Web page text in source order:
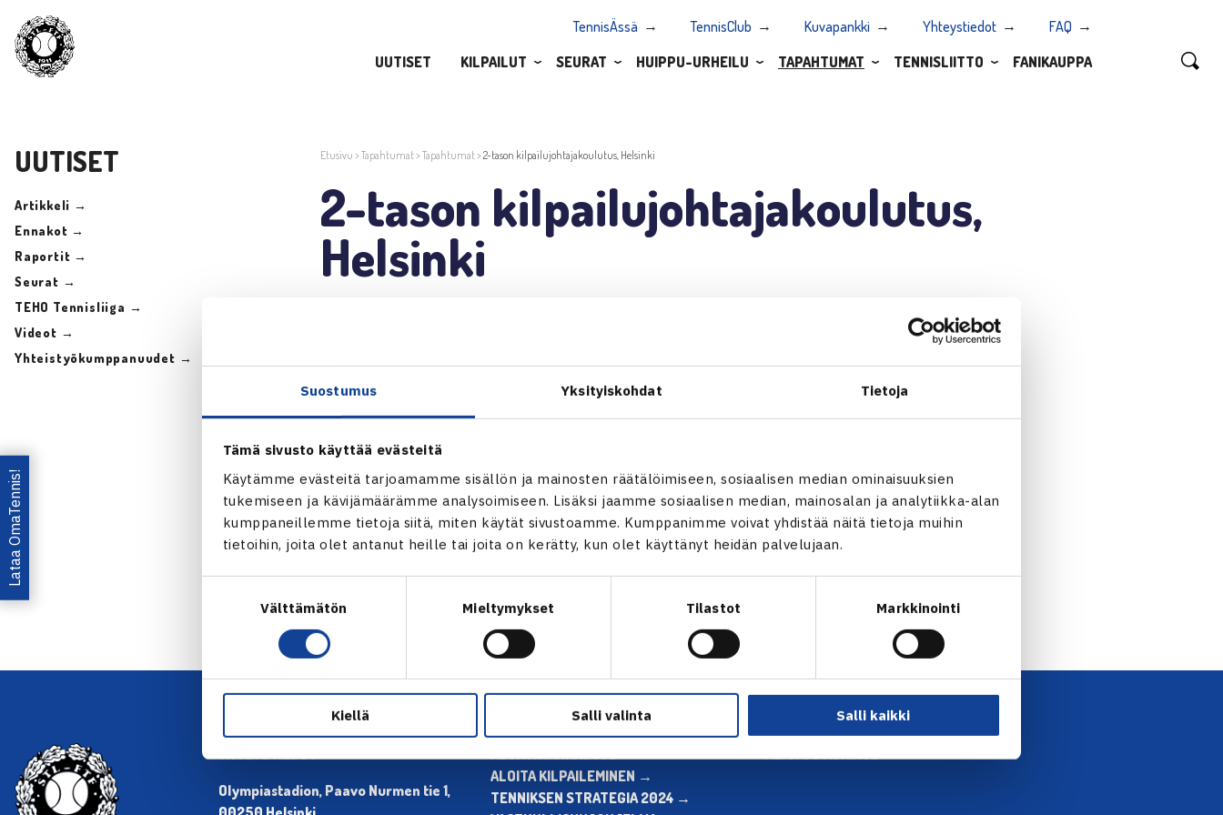
Suostumus Yksityiskohdat Tietoja
Tämä sivusto käyttää evästeitä
Käytämme evästeitä tarjoamamme sisällön ja mainosten räätälöimiseen, sosiaalisen median ominaisuuksien
tukemiseen ja kävijämäärämme analysoimiseen. Lisäksi jaamme sosiaalisen median, mainosalan ja analytiikka-alan
kumppaneillemme tietoja siitä, miten käytät sivustoamme. Kumppanimme voivat yhdistää näitä tietoja muihin
tietoihin, joita olet antanut heille tai joita on kerätty, kun olet käyttänyt heidän palvelujaan.
Välttämätön Mieltymykset Tilastot Markkinointi
Kiellä Salli valinta Salli kaikki
TennisÄssä TennisClub Kuvapankki Yhteystiedot
FAQ
UUTISET
KILPAILUT SEURAT HUIPPU-URHEILU TAPAHTUMAT TENNISLIITTO FANIKAUPPA
UUTISET
Artikkeli →
Ennakot →
Raportit →
Seurat →
TEHO Tennisliiga →
Videot →
Yhteistyökumppanuudet →
Etusivu >Tapahtumat>Tapahtumat>2-tason kilpailujohtajakoulutus, Helsinki
2-tason kilpailujohtajakoulutus,
Helsinki
Jaa:
← Edellinen Seuraava uutinen: Aluekiertue-tapaaminen, Sotkamo… →
Lataa OmaTennis!
Olympiastadion, Paavo Nurmen tie 1,
ALOITA KILPAILEMINEN →
TENNIKSEN STRATEGIA 2024 →